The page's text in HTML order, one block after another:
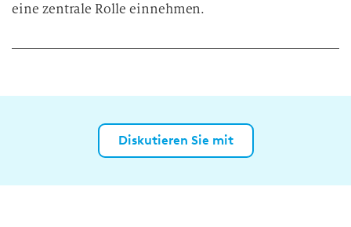
eine zentrale Rolle einnehmen.
Diskutieren Sie mit